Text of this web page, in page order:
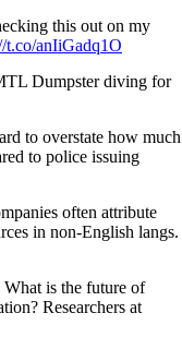
this out on my
t.co/anIiGadq1O
Dumpster diving for
to overstate how much
to police issuing
often attribute
in non-English langs.
is the future of
Researchers at